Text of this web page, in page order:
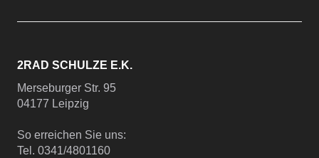
2RAD SCHULZE E.K.
Merseburger Str. 95
04177 Leipzig
So erreichen Sie uns:
Tel. 0341/4801160